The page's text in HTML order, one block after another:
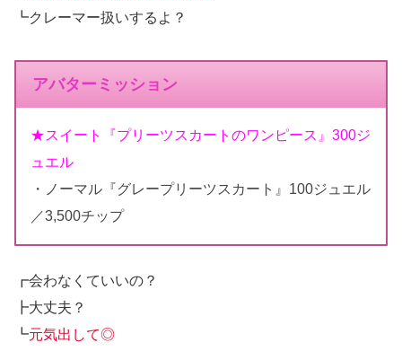
┗クレーマー扱いするよ？
アバターミッション
★スイート『プリーツスカートのワンピース』300ジ
ュエル
・ノーマル『グレープリーツスカート』100ジュエル
／3,500チップ
┏会わなくていいの？
┣大丈夫？
┗元気出して◎